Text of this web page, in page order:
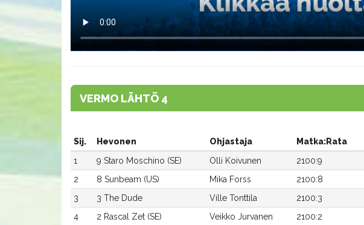
VERMO LÄHTÖ 4
Sij. Hevonen Ohjastaja Matka:Rata
1
9 Staro Moschino (SE) Olli Koivunen 2100:9
2
8 Sunbeam (US) Mika Forss 2100:8
3
3 The Dude Ville Tonttila 2100:3
4
2 Rascal Zet (SE) Veikko Jurvanen 2100:2